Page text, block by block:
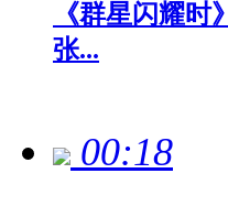
《群星闪耀
张...
00:18